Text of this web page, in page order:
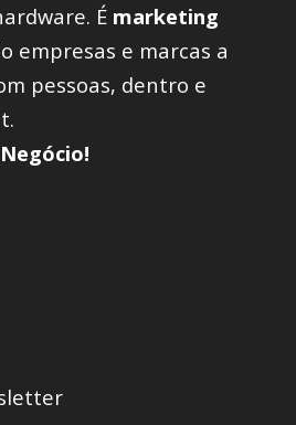
É marketing
empresas e marcas a
pessoas, dentro e